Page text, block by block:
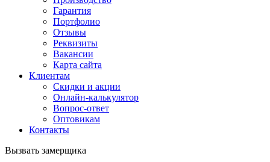
Гарантия
Портфолио
Отзывы
Реквизиты
Вакансии
Карта сайта
Клиентам
Скидки и акции
Онлайн-калькулятор
Вопрос-ответ
Оптовикам
Контакты
Вызвать замерщика